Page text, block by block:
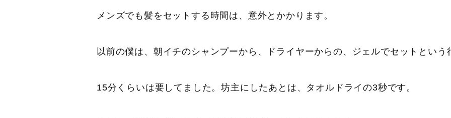
メンズでも髪をセットする時間は、意外とかかります。
以前の僕は、朝イチのシャンプーから、ドライヤーからの、ジェルでセットという
15分くらいは要してました。坊主にしたあとは、タオルドライの3秒です。